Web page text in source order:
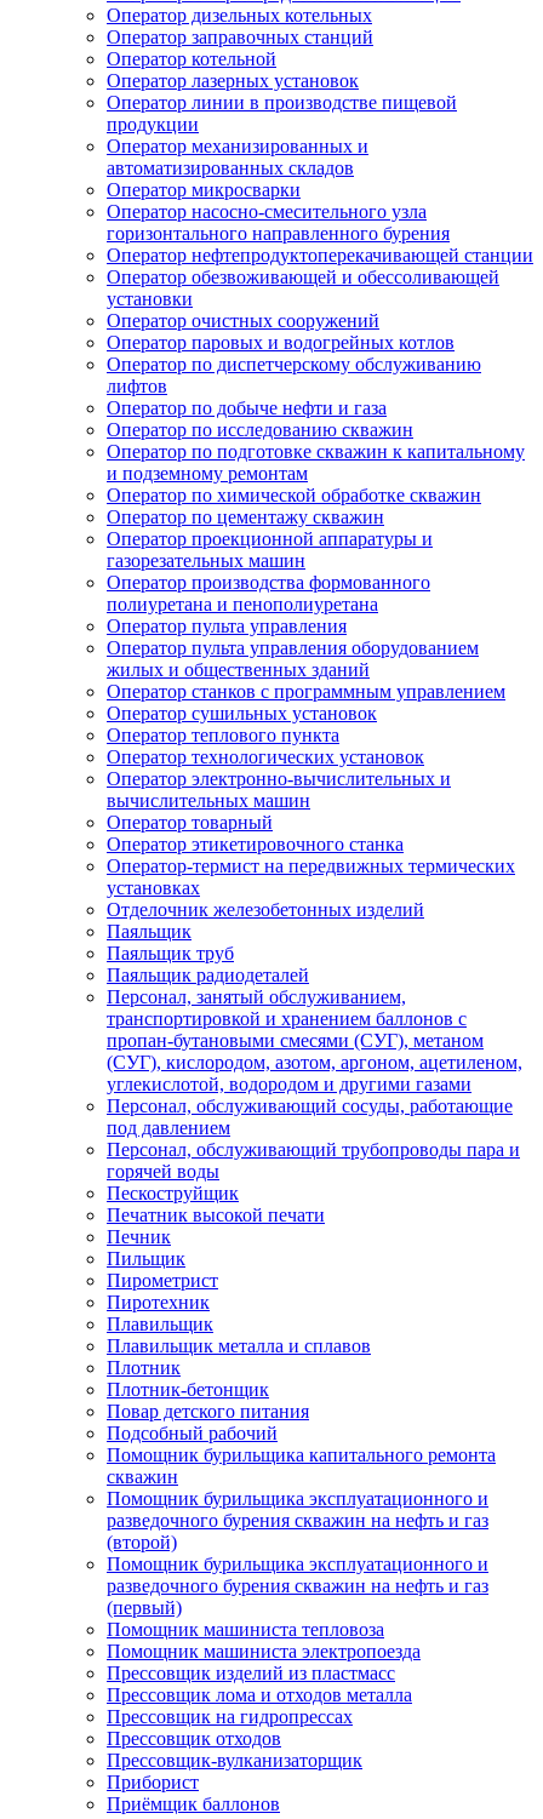
Оператор дизельных котельных
Оператор заправочных станций
Оператор котельной
Оператор лазерных установок
Оператор линии в производстве пищевой
продукции
Оператор механизированных и
автоматизированных складов
Оператор микросварки
Оператор насосно-смесительного узла
горизонтального направленного бурения
Оператор нефтепродуктоперекачивающей станции
Оператор обезвоживающей и обессоливающей
установки
Оператор очистных сооружений
Оператор паровых и водогрейных котлов
Оператор по диспетчерскому обслуживанию
лифтов
Оператор по добыче нефти и газа
Оператор по исследованию скважин
Оператор по подготовке скважин к капитальному
и подземному ремонтам
Оператор по химической обработке скважин
Оператор по цементажу скважин
Оператор проекционной аппаратуры и
газорезательных машин
Оператор производства формованного
полиуретана и пенополиуретана
Оператор пульта управления
Оператор пульта управления оборудованием
жилых и общественных зданий
Оператор станков с программным управлением
Оператор сушильных установок
Оператор теплового пункта
Оператор технологических установок
Оператор электронно-вычислительных и
вычислительных машин
Оператор товарный
Оператор этикетировочного станка
Оператор-термист на передвижных термических
установках
Отделочник железобетонных изделий
Паяльщик
Паяльщик труб
Паяльщик радиодеталей
Персонал, занятый обслуживанием,
транспортировкой и хранением баллонов с
пропан-бутановыми смесями (СУГ), метаном
(СУГ), кислородом, азотом, аргоном, ацетиленом,
углекислотой, водородом и другими газами
Персонал, обслуживающий сосуды, работающие
под давлением
Персонал, обслуживающий трубопроводы пара и
горячей воды
Пескоструйщик
Печатник высокой печати
Печник
Пильщик
Пирометрист
Пиротехник
Плавильщик
Плавильщик металла и сплавов
Плотник
Плотник-бетонщик
Повар детского питания
Подсобный рабочий
Помощник бурильщика капитального ремонта
скважин
Помощник бурильщика эксплуатационного и
разведочного бурения скважин на нефть и газ
(второй)
Помощник бурильщика эксплуатационного и
разведочного бурения скважин на нефть и газ
(первый)
Помощник машиниста тепловоза
Помощник машиниста электропоезда
Прессовщик изделий из пластмасс
Прессовщик лома и отходов металла
Прессовщик на гидропрессах
Прессовщик отходов
Прессовщик-вулканизаторщик
Приборист
Приёмщик баллонов